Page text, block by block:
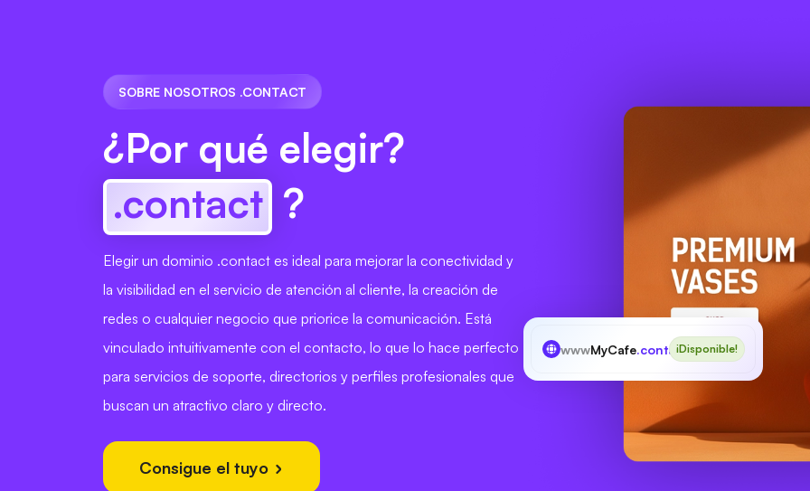
SOBRE NOSOTROS .CONTACT
¿Por qué elegir?
.contact ?
Elegir un dominio .contact es ideal para mejorar la conectividad y
la visibilidad en el servicio de atención al cliente, la creación de
redes o cualquier negocio que priorice la comunicación. Está
vinculado intuitivamente con el contacto, lo que lo hace perfecto
para servicios de soporte, directorios y perfiles profesionales que
buscan un atractivo claro y directo.
Consigue el tuyo
wwwMyCafe.contact¡Disponible!